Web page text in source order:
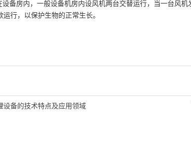
备房内，一般设备机房内设风机两台交替运行，当一台风
行，以保护生物的正常生长。
设备的技术特点及应用领域